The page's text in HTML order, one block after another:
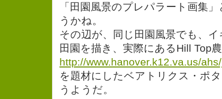
「田園風景のプレパラート画集
うかね。
その辺が、同じ田園風景でも、
田園を描き、実際にあるHill Top
http://www.hanover.k12.va.us/
を題材にしたベアトリクス・ポ
うようだ。